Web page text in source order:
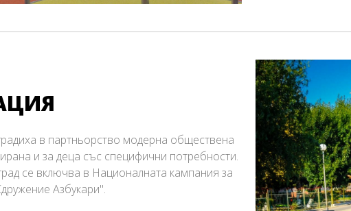
в партньорство модерна обществена
и за деца със специфични потребности.
се включва в Националната кампания за
Азбукари".